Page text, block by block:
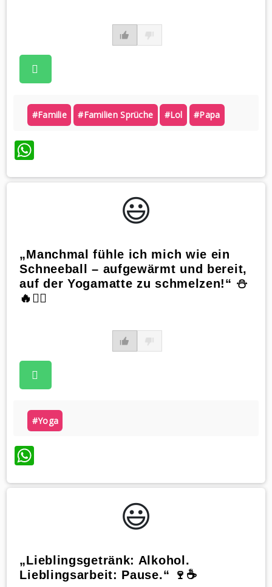
#familie #familien Sprüche #lol #papa
WhatsApp
😃️
„Manchmal fühle ich mich wie ein
Schneeball – aufgewärmt und bereit,
auf der Yogamatte zu schmelzen!“ ⛄️
🔥🧘‍♀️
#yoga
WhatsApp
😃️
„Lieblingsgetränk: Alkohol.
Lieblingsarbeit: Pause.“ 🍷☕